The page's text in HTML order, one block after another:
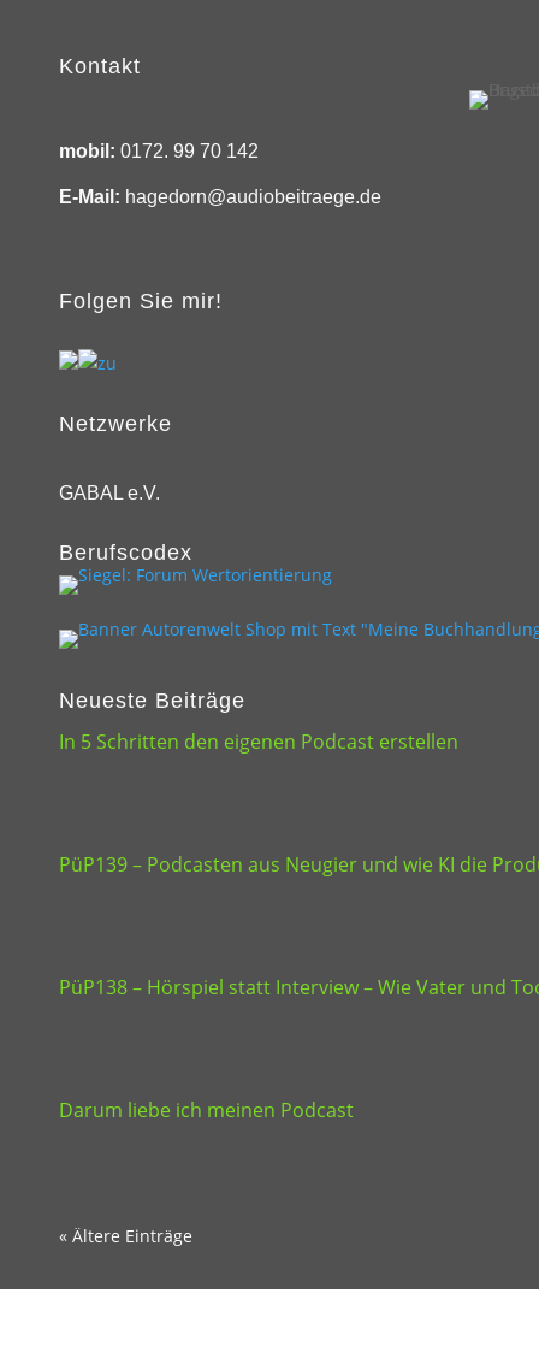
Kontakt
mobil: 0172. 99 70 142
E-Mail: hagedorn@audiobeitraege.de
Folgen Sie mir!
Netzwerke
GABAL e.V.
Berufscodex
Neueste Beiträge
In 5 Schritten den eigenen Podcast erstellen
PüP139 – Podcasten aus Neugier und wie KI die
PüP138 – Hörspiel statt Interview – Wie Vater und
Darum liebe ich meinen Podcast
« Ältere Einträge